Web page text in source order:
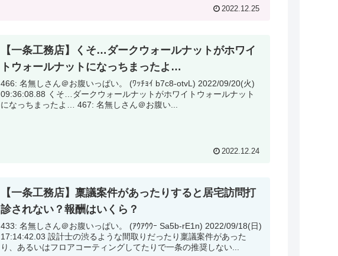
2022.12.25
【一条工務店】くそ…ダークウォールナットがホワイ
トウォールナットになっちまったよ…
466: 名無しさん＠お腹いっぱい。 (ﾜｯﾁｮｲ b7c8-otvL) 2022/09/20(火)
09:36:08.88 くそ…ダークウォールナットがホワイトウォールナット
になっちまったよ… 467: 名無しさん＠お腹い...
2022.12.24
【一条工務店】稟議案件があったりすると居宅訪問打
診されない？報酬はいくら？
433: 名無しさん＠お腹いっぱい。 (ｱｳｱｳｳｰ Sa5b-rE1n) 2022/09/18(日)
17:14:42.03 設計士の渋るような間取りだったり稟議案件があった
り、あるいはフロアコーティングしてたりで一条の推奨しない...